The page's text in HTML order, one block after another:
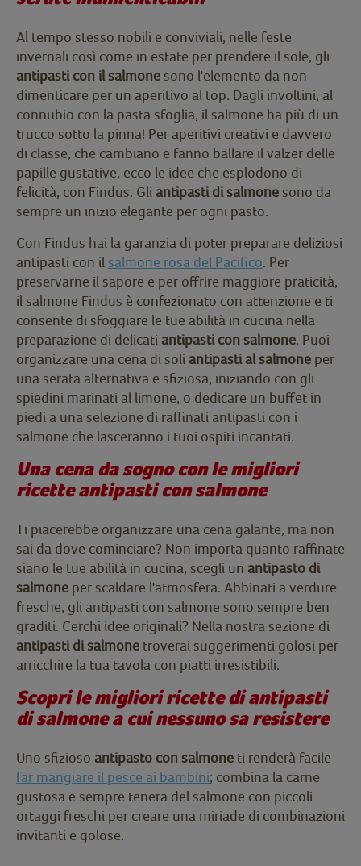
Al tempo stesso nobili e conviviali, nelle feste
invernali così come in estate per prendere il sole, gli
antipasti con il salmone sono l'elemento da non
dimenticare per un aperitivo al top. Dagli involtini, al
connubio con la pasta sfoglia, il salmone ha più di un
trucco sotto la pinna! Per aperitivi creativi e davvero
di classe, che cambiano e fanno ballare il valzer delle
papille gustative, ecco le idee che esplodono di
felicità, con Findus. Gli antipasti di salmone sono da
sempre un inizio elegante per ogni pasto.
Con Findus hai la garanzia di poter preparare deliziosi
antipasti con il salmone rosa del Pacifico. Per
preservarne il sapore e per offrire maggiore praticità,
il salmone Findus è confezionato con attenzione e ti
consente di sfoggiare le tue abilità in cucina nella
preparazione di delicati antipasti con salmone. Puoi
organizzare una cena di soli antipasti al salmone per
una serata alternativa e sfiziosa, iniziando con gli
spiedini marinati al limone, o dedicare un buffet in
piedi a una selezione di raffinati antipasti con i
salmone che lasceranno i tuoi ospiti incantati.
Una cena da sogno con le migliori
ricette antipasti con salmone
Ti piacerebbe organizzare una cena galante, ma non
sai da dove cominciare? Non importa quanto raffinate
siano le tue abilità in cucina, scegli un antipasto di
salmone per scaldare l'atmosfera. Abbinati a verdure
fresche, gli antipasti con salmone sono sempre ben
graditi. Cerchi idee originali? Nella nostra sezione di
antipasti di salmone troverai suggerimenti golosi per
arricchire la tua tavola con piatti irresistibili.
Scopri le migliori ricette di antipasti
di salmone a cui nessuno sa resistere
Uno sfizioso antipasto con salmone ti renderà facile
far mangiare il pesce ai bambini; combina la carne
gustosa e sempre tenera del salmone con piccoli
ortaggi freschi per creare una miriade di combinazioni
invitanti e golose.